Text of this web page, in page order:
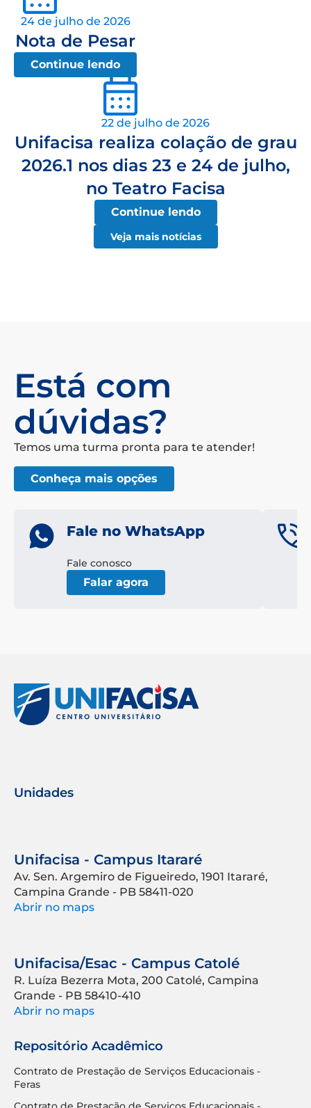
24 de julho de 2026
Nota de Pesar
Continue lendo
22 de julho de 2026
Unifacisa realiza colação de grau
2026.1 nos dias 23 e 24 de julho,
no Teatro Facisa
Continue lendo
Veja mais notícias
Está com
dúvidas?
Temos uma turma pronta para te atender!
Conheça mais opções
Fale no WhatsApp
Fale conosco
Falar agora
Unidades
Unifacisa - Campus Itararé
Av. Sen. Argemiro de Figueiredo, 1901 Itararé,
Campina Grande - PB 58411-020
Abrir no maps
Unifacisa/Esac - Campus Catolé
R. Luíza Bezerra Mota, 200 Catolé, Campina
Grande - PB 58410-410
Abrir no maps
Repositório Acadêmico
Contrato de Prestação de Serviços Educacionais -
Feras